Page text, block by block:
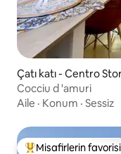
Çatı katı - Centro
Cocciu d 'amuri
Aile · Konum · Sessiz
Misafirlerin favorisi